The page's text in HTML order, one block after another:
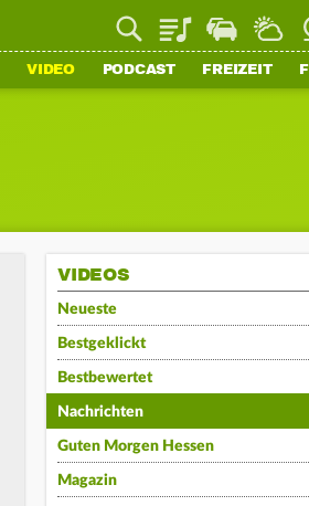
PlaylistStaupilotWetter
VIDEO PODCAST FREIZEIT
VIDEOS
Neueste
Bestgeklickt
Bestbewertet
Nachrichten
Guten Morgen Hessen
Magazin